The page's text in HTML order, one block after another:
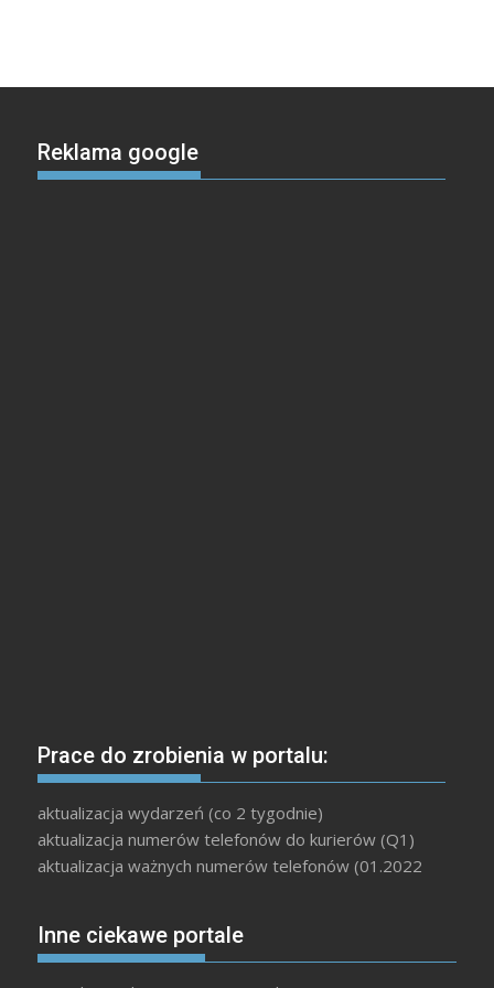
Reklama google
Prace do zrobienia w portalu:
aktualizacja wydarzeń (co 2 tygodnie)
aktualizacja numerów telefonów do kurierów (Q1)
aktualizacja ważnych numerów telefonów (01.2022
Inne ciekawe portale